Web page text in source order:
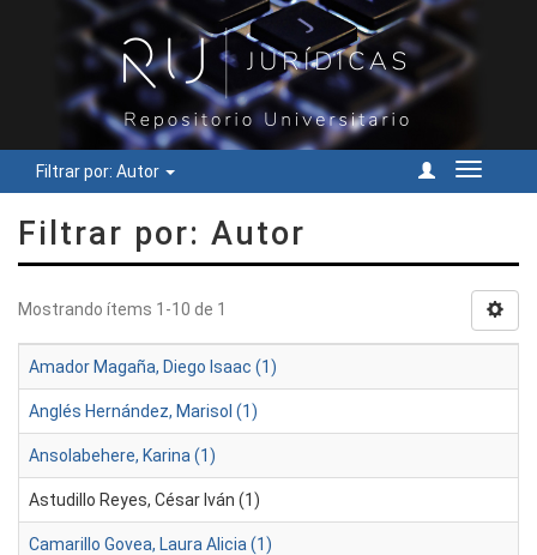
Filtrar por: Autor
Cambiar
Filtrar por: Autor
Mostrando ítems 1-10 de 1
Amador Magaña, Diego Isaac (1)
Anglés Hernández, Marisol (1)
Ansolabehere, Karina (1)
Astudillo Reyes, César Iván (1)
Camarillo Govea, Laura Alicia (1)